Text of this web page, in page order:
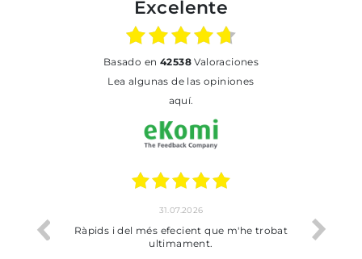
Excelente
basado en 42538Valoraciones
Lea algunas de las opiniones
aquí.
31.07.2026
Ràpids i del més efecient que m'he trobat
ultimament.